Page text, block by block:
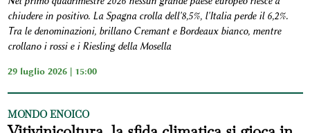
chiudere in positivo. La Spagna crolla dell'8,5%, l'Italia perde il 6,2%.
Tra le denominazioni, brillano Cremant e Bordeaux bianco, mentre
crollano i rossi e i Riesling della Mosella
29 luglio 2026 | 15:00
MONDO ENOICO